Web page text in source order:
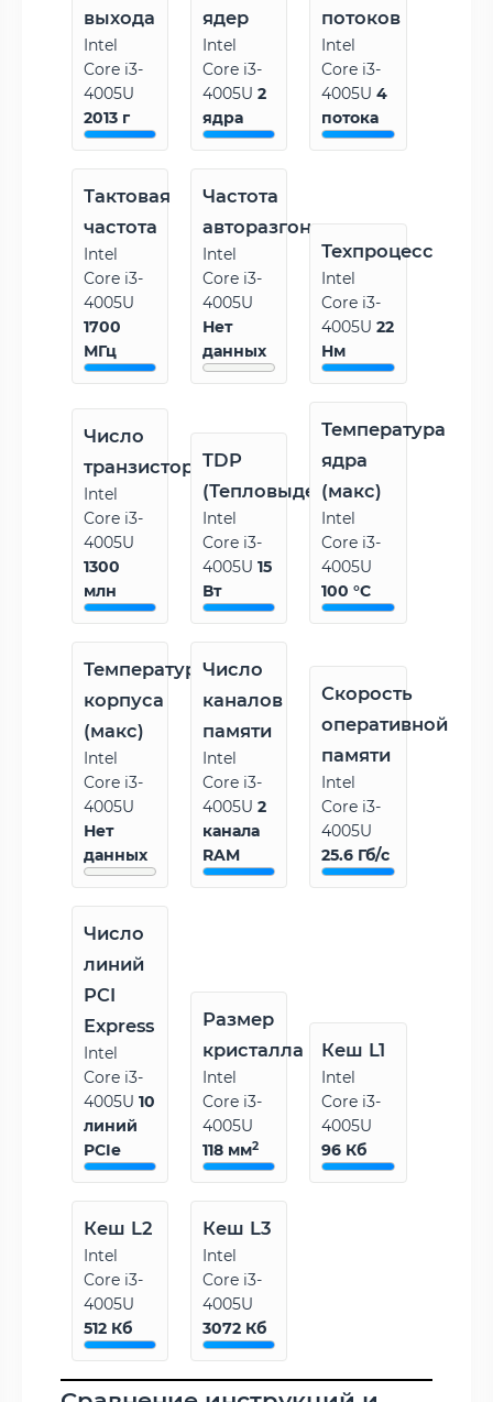
выхода
Intel
Core i3-
4005U
2013 г
ядер
Intel
Core i3-
4005U2
ядра
потоков
Intel
Core i3-
4005U4
потока
Тактовая
частота
Intel
Core i3-
4005U
1700
МГц
Частота
авторазгона
Intel
Core i3-
4005U
Нет
данных
Техпроцесс
Intel
Core i3-
4005U22
Нм
Число
транзисторов
Intel
Core i3-
4005U
1300
млн
TDP
(Тепловыделение)
Intel
Core i3-
4005U15
Вт
Температура
ядра
(макс)
Intel
Core i3-
4005U
100 °C
Температура
корпуса
(макс)
Intel
Core i3-
4005U
Нет
данных
Число
каналов
памяти
Intel
Core i3-
4005U2
канала
RAM
Скорость
оперативной
памяти
Intel
Core i3-
4005U
25.6 Гб/с
Число
линий
PCI
Express
Intel
Core i3-
4005U 10
линий
PCIe
Размер
кристалла
Intel
Core i3-
4005U
118 мм2
Кеш L1
Intel
Core i3-
4005U
96 Кб
Кеш L2
Intel
Core i3-
4005U
512 Кб
Кеш L3
Intel
Core i3-
4005U
3072 Кб